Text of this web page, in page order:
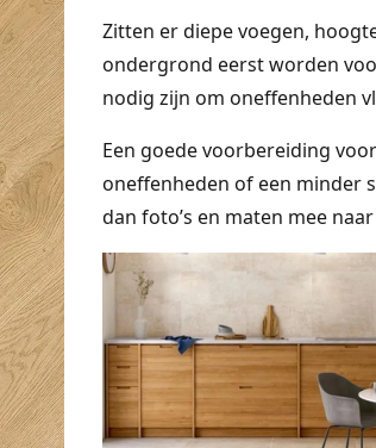
Zitten er diepe voegen,
ondergrond eerst worden
nodig zijn om oneffenheden
Een goede voorbereiding
oneffenheden of een minder
dan foto’s en maten mee